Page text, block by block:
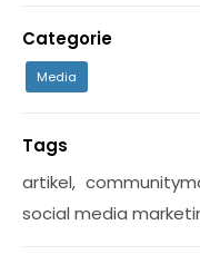
Categorie
Media
Tags
artikel,
social media